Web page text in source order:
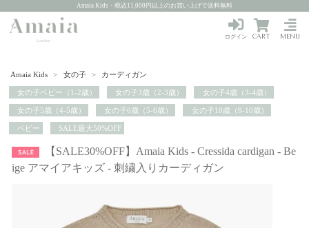
Amaia Kids・税込11,000円以上のお買い上げで送料無料
MENU
ログイン CART
Amaia Kids > 女の子 > カーディガン
女の子ベビー（1-2歳） 女の子3歳（2-3歳） 女の子4歳（3-4歳）
女の子5歳（4-5歳） 女の子6歳（5-6歳） 女の子10歳（9-10歳）
ベビー SALE最大50%OFF
【SALE30%OFF】Amaia Kids - Cressida cardigan - Be
ige アマイアキッズ - 刺繍入りカーディガン